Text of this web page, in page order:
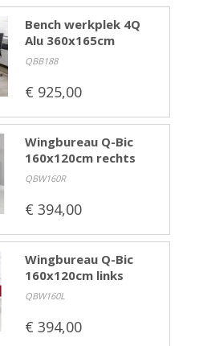
Bench werkplek 4Q
Alu 360x165cm
QBB188
€ 925,00
Wingbureau Q-Bic
160x120cm rechts
QBW160R
€ 394,00
Wingbureau Q-Bic
160x120cm links
QBW160L
€ 394,00